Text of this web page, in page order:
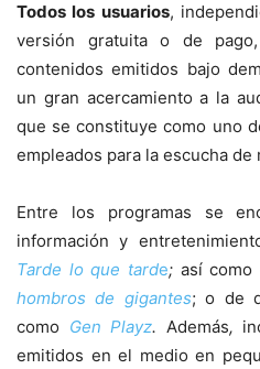
Todos los usuarios,
versión gratuita o de
contenidos emitidos bajo
un gran acercamiento a la
que se constituye como uno
empleados para la escucha de
Entre los programas se
información y
Tarde lo que tarde; así como
hombros de gigantes; o de
como Gen Playz. Además,
emitidos en el medioen